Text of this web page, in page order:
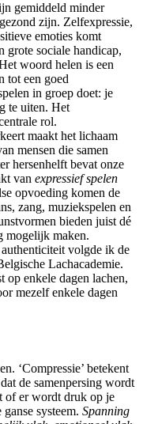
gemiddeld minder
zijn. Zelfexpressie,
emoties komt
grote sociale handicap,
woord helen is een
tot een goed
in groep doet: je
te uiten. Het
rol.
maakt het lichaam
mensen die samen
hersenhelft bevat onze
van expressief spelen
opvoeding komen de
zang, muziekspelen en
bieden juist dé
mogelijk maken.
volgde ik de
Lachacademie.
op enkele dagen lachen,
mezelf enkele dagen
‘Compressie’ betekent
de samenpersing wordt
of er wordt druk op je
systeem. Spanning